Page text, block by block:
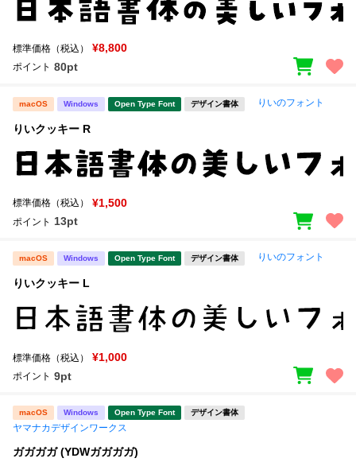
標準価格（税込） ¥8,800
ポイント 80pt
macOS Windows Open Type Font デザイン書体 りいのフォント
りいクッキー R
標準価格（税込） ¥1,500
ポイント 13pt
macOS Windows Open Type Font デザイン書体 りいのフォント
りいクッキー L
標準価格（税込） ¥1,000
ポイント 9pt
macOS Windows Open Type Font デザイン書体
ヤマナカデザインワークス
ガガガガ (YDWガガガガ)